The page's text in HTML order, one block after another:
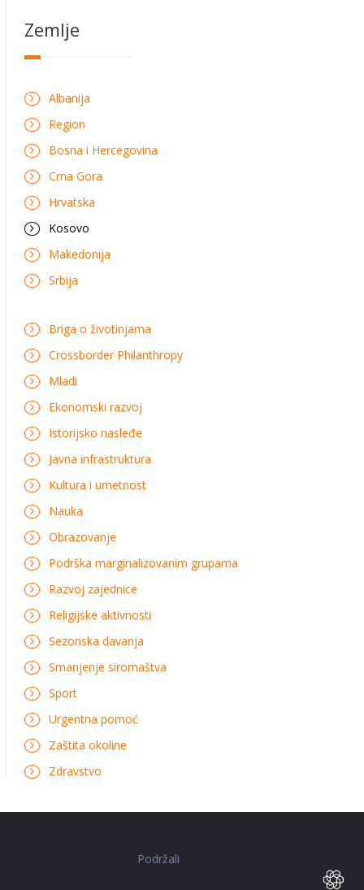
Zemlje
Albanija
Region
Bosna i Hercegovina
Crna Gora
Hrvatska
Kosovo
Makedonija
Srbija
Briga o životinjama
Crossborder Philanthropy
Mladi
Ekonomski razvoj
Istorijsko nasleđe
Javna infrastruktura
Kultura i umetnost
Nauka
Obrazovanje
Podrška marginalizovanim grupama
Razvoj zajednice
Religijske aktivnosti
Sezonska davanja
Smanjenje siromaštva
Sport
Urgentna pomoć
Zaštita okoline
Zdravstvo
Podržali